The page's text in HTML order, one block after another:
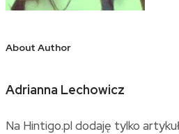
About Author
Adrianna Lechowicz
Na Hintigo.pl dodaję tylko